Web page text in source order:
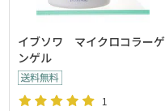
イブソワ マイクロコラーゲ
ンゲル
1